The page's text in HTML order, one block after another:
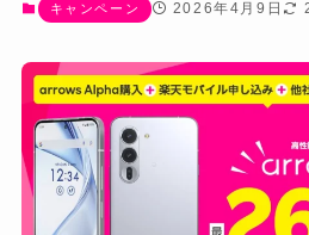
キャンペーン 2026年4月9日